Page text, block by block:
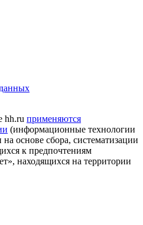
hh.ru применяются
(информационные технологии
основе сбора, систематизации
к предпочтениям
находящихся на территории